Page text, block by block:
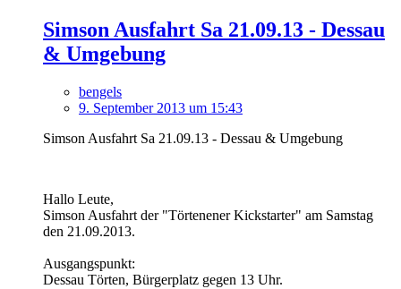
Simson Ausfahrt Sa 21.09.13 - Dessau
& Umgebung
bengels
9. September 2013 um 15:43
Simson Ausfahrt Sa 21.09.13 - Dessau & Umgebung
Hallo Leute,
Simson Ausfahrt der "Törtenener Kickstarter" am Samstag
den 21.09.2013.
Ausgangspunkt:
Dessau Törten, Bürgerplatz gegen 13 Uhr.